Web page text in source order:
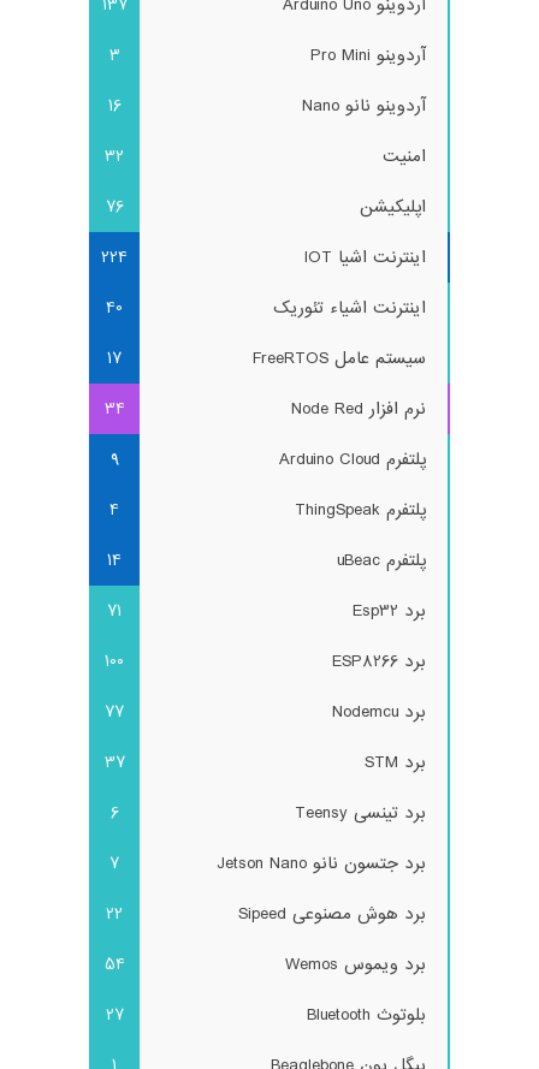
آردوینو Arduino Uno
137
آردوینو Pro Mini
3
آردوینو نانو Nano
16
امنیت
32
اپلیکیشن
76
اینترنت اشیا IOT
224
اینترنت اشیاء تئوریک
40
سیستم عامل FreeRTOS
17
نرم افزار Node Red
34
پلتفرم Arduino Cloud
9
پلتفرم ThingSpeak
4
پلتفرم uBeac
14
برد Esp32
71
برد ESP8266
100
برد Nodemcu
77
برد STM
37
برد تینسی Teensy
6
برد جتسون نانو Jetson Nano
7
برد هوش مصنوعی Sipeed
22
برد ویموس Wemos
54
بلوتوث Bluetooth
27